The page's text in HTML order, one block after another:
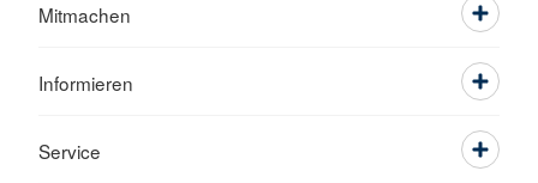
Mitmachen
Informieren
Service